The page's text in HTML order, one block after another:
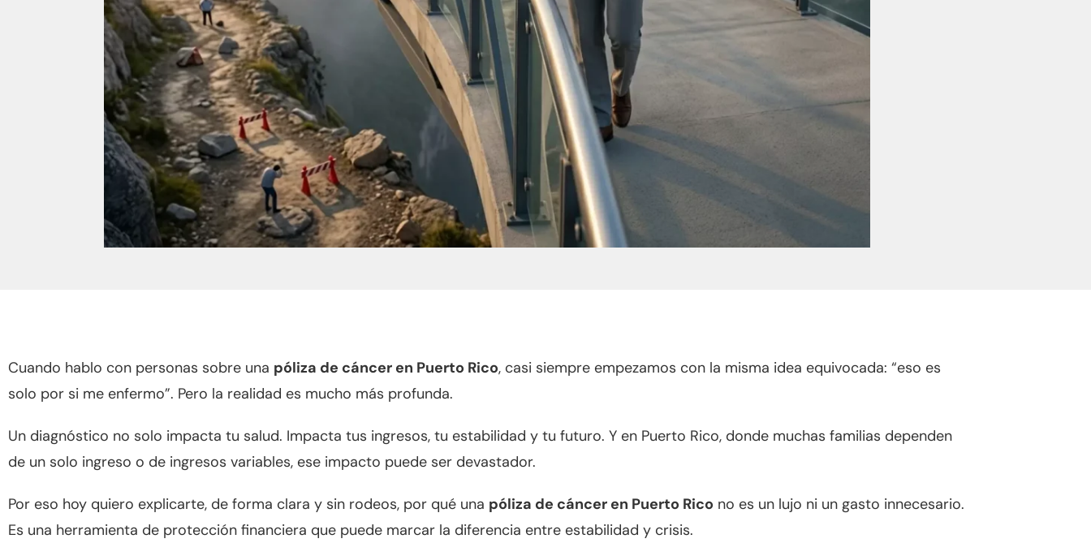
Cuando hablo con personas sobre una póliza de cáncer en Puerto Rico, casi siempre empezamos con la misma idea equivocada: “eso es
solo por si me enfermo”. Pero la realidad es mucho más profunda.
Un diagnóstico no solo impacta tu salud. Impacta tus ingresos, tu estabilidad y tu futuro. Y en Puerto Rico, donde muchas familias dependen
de un solo ingreso o de ingresos variables, ese impacto puede ser devastador.
Por eso hoy quiero explicarte, de forma clara y sin rodeos, por qué una póliza de cáncer en Puerto Rico no es un lujo ni un gasto innecesario.
Es una herramienta de protección financiera que puede marcar la diferencia entre estabilidad y crisis.